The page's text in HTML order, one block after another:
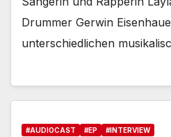
Drummer Gerwin
unterschiedlichen
#AUDIOCAST #EP #INTERVIEW